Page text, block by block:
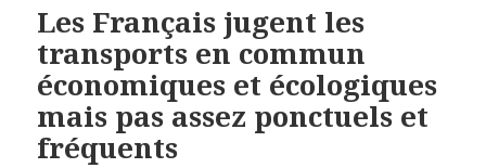
Les Français jugent les
transports en commun
économiques et écologiques
mais pas assez ponctuels et
fréquents